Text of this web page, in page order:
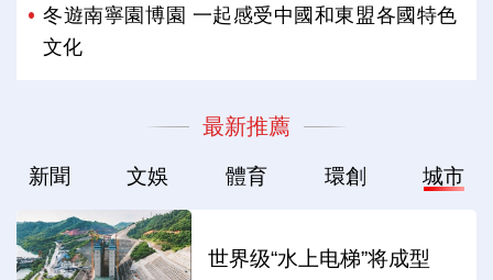
冬遊南寧園博園 一起感受中國和東盟各國特色
文化
最新推薦
新聞 文娛 體育 環創 城市
世界级“水上电梯”将成型